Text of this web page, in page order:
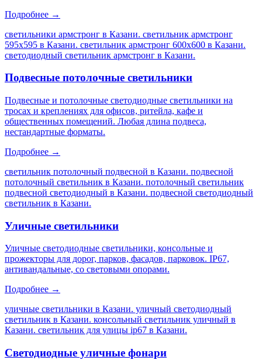
Подробнее →
светильники армстронг в Казани. светильник армстронг
595х595 в Казани. светильник армстронг 600х600 в Казани.
светодиодный светильник армстронг в Казани.
Подвесные потолочные светильники
Подвесные и потолочные светодиодные светильники на
тросах и креплениях для офисов, ритейла, кафе и
общественных помещений. Любая длина подвеса,
нестандартные форматы.
Подробнее →
светильник потолочный подвесной в Казани. подвесной
потолочный светильник в Казани. потолочный светильник
подвесной светодиодный в Казани. подвесной светодиодный
светильник в Казани.
Уличные светильники
Уличные светодиодные светильники, консольные и
прожекторы для дорог, парков, фасадов, парковок. IP67,
антивандальные, со световыми опорами.
Подробнее →
уличные светильники в Казани. уличный светодиодный
светильник в Казани. консольный светильник уличный в
Казани. светильник для улицы ip67 в Казани.
Светодиодные уличные фонари